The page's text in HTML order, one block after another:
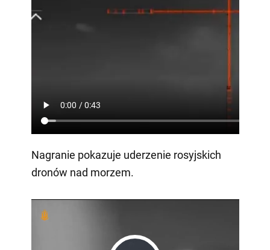
Nagranie pokazuje uderzenie rosyjskich
dronów nad morzem.